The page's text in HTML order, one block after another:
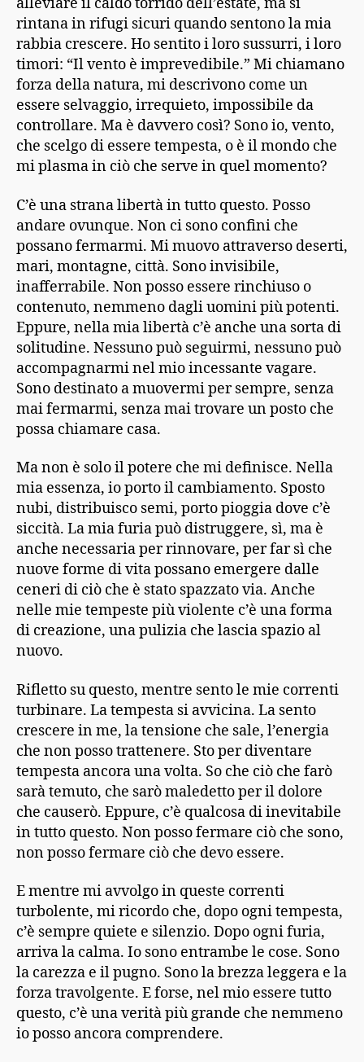
rintana in rifugi sicuri quando sentono la mia
rabbia crescere. Ho sentito i loro sussurri, i loro
timori: “Il vento è imprevedibile.” Mi chiamano
forza della natura, mi descrivono come un
essere selvaggio, irrequieto, impossibile da
controllare. Ma è davvero così? Sono io, vento,
che scelgo di essere tempesta, o è il mondo che
mi plasma in ciò che serve in quel momento?
C’è una strana libertà in tutto questo. Posso
andare ovunque. Non ci sono confini che
possano fermarmi. Mi muovo attraverso deserti,
mari, montagne, città. Sono invisibile,
inafferrabile. Non posso essere rinchiuso o
contenuto, nemmeno dagli uomini più potenti.
Eppure, nella mia libertà c’è anche una sorta di
solitudine. Nessuno può seguirmi, nessuno può
accompagnarmi nel mio incessante vagare.
Sono destinato a muovermi per sempre, senza
mai fermarmi, senza mai trovare un posto che
possa chiamare casa.
Ma non è solo il potere che mi definisce. Nella
mia essenza, io porto il cambiamento. Sposto
nubi, distribuisco semi, porto pioggia dove c’è
siccità. La mia furia può distruggere, sì, ma è
anche necessaria per rinnovare, per far sì che
nuove forme di vita possano emergere dalle
ceneri di ciò che è stato spazzato via. Anche
nelle mie tempeste più violente c’è una forma
di creazione, una pulizia che lascia spazio al
nuovo.
Rifletto su questo, mentre sento le mie correnti
turbinare. La tempesta si avvicina. La sento
crescere in me, la tensione che sale, l’energia
che non posso trattenere. Sto per diventare
tempesta ancora una volta. So che ciò che farò
sarà temuto, che sarò maledetto per il dolore
che causerò. Eppure, c’è qualcosa di inevitabile
in tutto questo. Non posso fermare ciò che sono,
non posso fermare ciò che devo essere.
E mentre mi avvolgo in queste correnti
turbolente, mi ricordo che, dopo ogni tempesta,
c’è sempre quiete e silenzio. Dopo ogni furia,
arriva la calma. Io sono entrambe le cose. Sono
la carezza e il pugno. Sono la brezza leggera e la
forza travolgente. E forse, nel mio essere tutto
questo, c’è una verità più grande che nemmeno
io posso ancora comprendere.